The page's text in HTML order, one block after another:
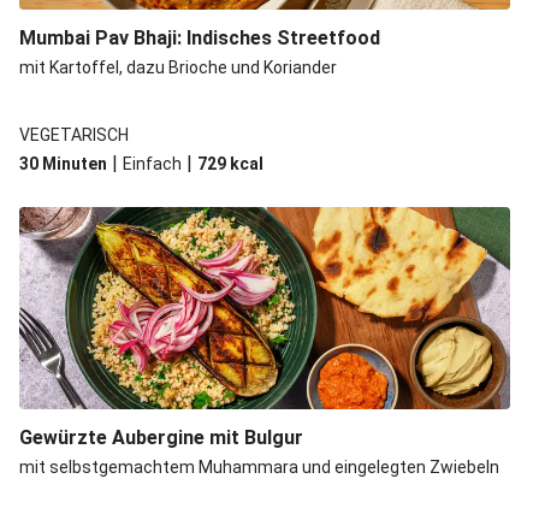
Mumbai Pav Bhaji: Indisches Streetfood
mit Kartoffel, dazu Brioche und Koriander
VEGETARISCH
30 Minuten | Einfach | 729 kcal
Gewürzte Aubergine mit Bulgur
mit selbstgemachtem Muhammara und eingelegten Zwiebeln